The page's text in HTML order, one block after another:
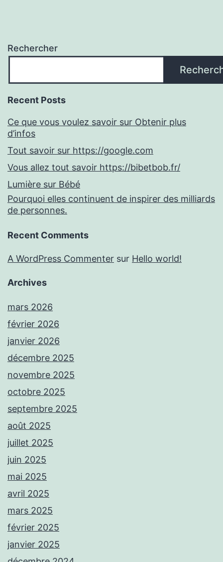
Rechercher
Recent Posts
Ce que vous voulez savoir sur Obtenir plus
d’infos
Tout savoir sur https://google.com
Vous allez tout savoir https://bibetbob.fr/
Lumière sur Bébé
Pourquoi elles continuent de inspirer des milliards
de personnes.
Recent Comments
A WordPress Commenter sur Hello world!
Archives
mars 2026
février 2026
janvier 2026
décembre 2025
novembre 2025
octobre 2025
septembre 2025
août 2025
juillet 2025
juin 2025
mai 2025
avril 2025
mars 2025
février 2025
janvier 2025